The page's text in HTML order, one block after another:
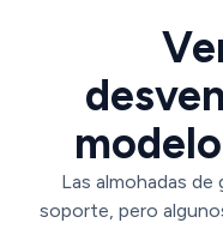
Las almohadas
soporte, pero